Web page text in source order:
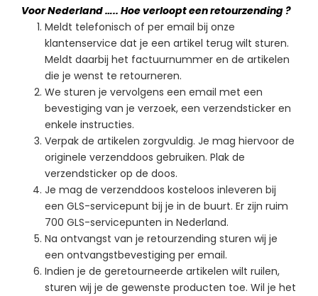
Voor Nederland ….. Hoe verloopt een retourzending ?
Meldt telefonisch of per email bij onze
klantenservice dat je een artikel terug wilt sturen.
Meldt daarbij het factuurnummer en de artikelen
die je wenst te retourneren.
We sturen je vervolgens een email met een
bevestiging van je verzoek, een verzendsticker en
enkele instructies.
Verpak de artikelen zorgvuldig. Je mag hiervoor de
originele verzenddoos gebruiken. Plak de
verzendsticker op de doos.
Je mag de verzenddoos kosteloos inleveren bij
een GLS-servicepunt bij je in de buurt. Er zijn ruim
700 GLS-servicepunten in Nederland.
Na ontvangst van je retourzending sturen wij je
een ontvangstbevestiging per email.
Indien je de geretourneerde artikelen wilt ruilen,
sturen wij je de gewenste producten toe. Wil je het